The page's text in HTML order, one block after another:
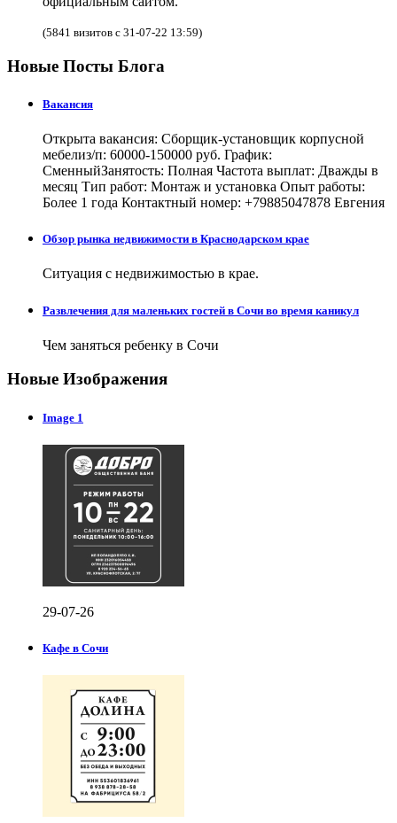
(5841 визитов с 31-07-22 13:59)
Новые Посты Блога
Вакансия
Открыта вакансия: Сборщик-установщик корпусной
мебелиз/п: 60000-150000 руб. График:
СменныйЗанятость: Полная Частота выплат: Дважды в
месяц Тип работ: Монтаж и установка Опыт работы:
Более 1 года Контактный номер: +79885047878 Евгения
Обзор рынка недвижимости в Краснодарском крае
Ситуация с недвижимостью в крае.
Развлечения для маленьких гостей в Сочи во время каникул
Чем заняться ребенку в Сочи
Новые Изображения
Image 1
29-07-26
Кафе в Сочи